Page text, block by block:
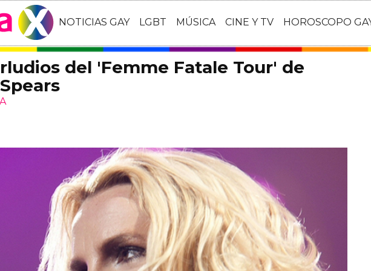
NOTICIAS GAY LGBT MÚSICA CINE Y TV HOROSCOPO
del 'Femme Fatale Tour' de